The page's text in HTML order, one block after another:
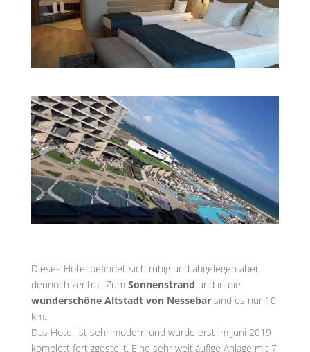
Dieses Hotel befindet sich ruhig und abgelegen aber
dennoch zentral. Zum Sonnenstrand und in die
wunderschöne Altstadt von Nessebarsind es nur 10
km.
Das Hotel ist sehr modern und wurde erst im Juni 2019
komplett fertiggestellt. Eine sehr weitläufige Anlage mit 7